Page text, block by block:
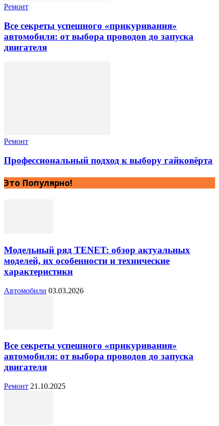
Ремонт
Все секреты успешного «прикуривания»
автомобиля: от выбора проводов до запуска
двигателя
Ремонт
Профессиональный подход к выбору гайковёрта
Это Популярно!
Модельный ряд TENET: обзор актуальных
моделей, их особенности и технические
характеристики
Автомобили 03.03.2026
Все секреты успешного «прикуривания»
автомобиля: от выбора проводов до запуска
двигателя
Ремонт 21.10.2025